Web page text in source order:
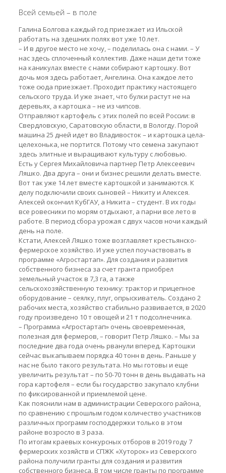
Всей семьей – в поле
Галина Болгова каждый год приезжает из Ильской
работать на здешних полях вот уже 10 лет.
– И в другое место не хочу, – поделилась она с нами. – У
нас здесь сплоченный коллектив. Даже наши дети тоже
на каникулах вместе с нами собирают картошку. Вот
дочь моя здесь работает, Ангелина. Она каждое лето
тоже сюда приезжает. Проходит практику настоящего
сельского труда. И уже знает, что булки растут не на
деревьях, а картошка – не из чипсов.
Отправляют картофель с этих полей по всей России: в
Свердловскую, Саратовскую области, в Вологду. Порой
машина 25 дней идет во Владивосток – и картошка цела-
целехонька, не портится. Потому что семена закупают
здесь элитные и выращивают культуру с любовью.
Есть у Сергея Михайловича партнер Петр Алексеевич
Ляшко. Два друга – они и бизнес решили делать вместе.
Вот так уже 14 лет вместе картошкой и занимаются. К
делу подключили своих сыновей – Никиту и Алексея.
Алексей окончил КубГАУ, а Никита – студент. В их годы
все ровесники по морям отдыхают, а парни все лето в
работе. В период сбора урожая с двух часов ночи каждый
день на поле.
Кстати, Алексей Ляшко тоже возглавляет крестьянско-
фермерское хозяйство. И уже успел поучаствовать в
программе «Агростартап». Для создания и развития
собственного бизнеса за счет гранта приобрел
земельный участок в 7,3 га, а также
сельскохозяйственную технику: трактор и прицепное
оборудование – сеялку, плуг, опрыскиватель. Создано 2
рабочих места, хозяйство стабильно развивается, в 2020
году произведено 10 т овощей и 21 т подсолнечника.
– Программа «Агростартап» очень своевременная,
полезная для фермеров, – говорит Петр Ляшко. – Мы за
последние два года очень рванули вперед. Картошки
сейчас выкапываем порядка 40 тонн в день. Раньше у
нас не было такого результата. Но мы готовы и еще
увеличить результат – по 50-70 тонн в день выдавать на
гора картофеля – если бы государство закупало клубни
по фиксированной и приемлемой цене.
Как пояснили нам в администрации Северского района,
по сравнению с прошлым годом количество участников
различных программ господдержки только в этом
районе возросло в 3 раза.
По итогам краевых конкурсных отборов в 2019 году 7
фермерских хозяйств и СПЖК «Хуторок» из Северского
района получили гранты для создания и развития
собственного бизнеса. В том числе гранты по программе